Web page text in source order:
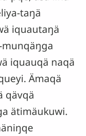
taŋä
iquautaŋä
iquauqä naqä
Ämaqä
qävqä
ätimäukuwi.